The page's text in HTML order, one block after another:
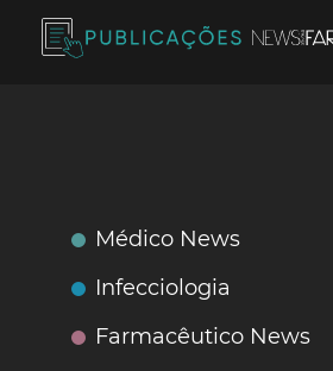
Médico News
Infecciologia
Farmacêutico News